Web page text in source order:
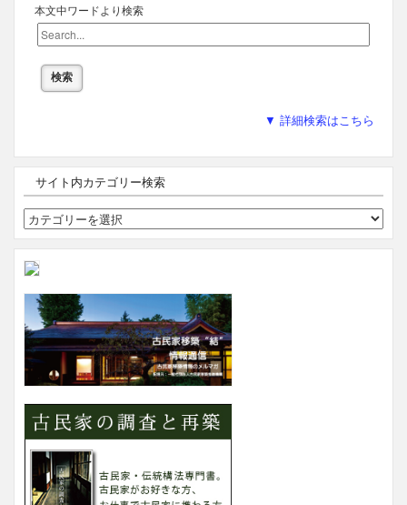
本文中ワードより検索
▼ 詳細検索はこちら
サイト内カテゴリー検索
サ
イ
ト
内
カ
テ
ゴ
リ
ー
検